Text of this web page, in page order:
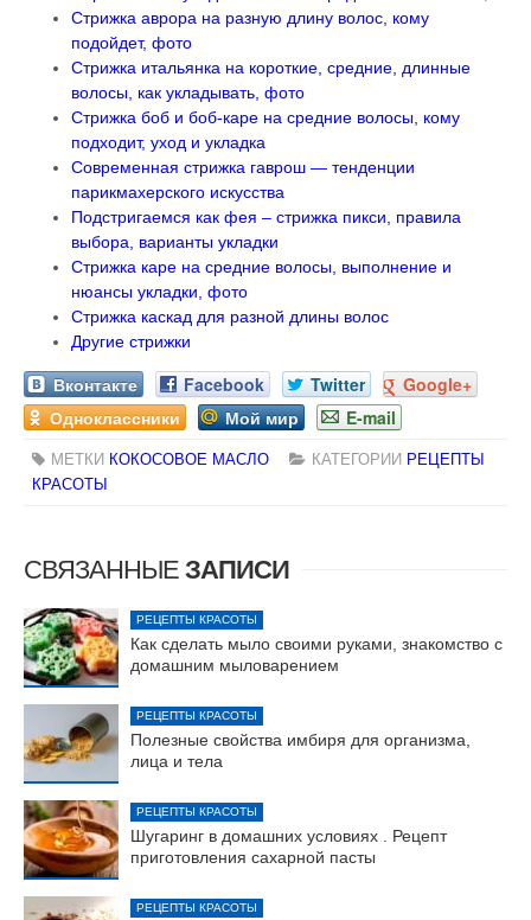
Стрижка аврора на разную длину волос, кому
подойдет, фото
Стрижка итальянка на короткие, средние, длинные
волосы, как укладывать, фото
Стрижка боб и боб-каре на средние волосы, кому
подходит, уход и укладка
Современная стрижка гаврош — тенденции
парикмахерского искусства
Подстригаемся как фея – стрижка пикси, правила
выбора, варианты укладки
Стрижка каре на средние волосы, выполнение и
нюансы укладки, фото
Стрижка каскад для разной длины волос
Другие стрижки
Вконтакте Facebook Twitter
Google+
Одноклассники
Мой мир E-mail
МЕТКИ КОКОСОВОЕ МАСЛО КАТЕГОРИИ РЕЦЕПТЫ
КРАСОТЫ
СВЯЗАННЫЕ ЗАПИСИ
РЕЦЕПТЫ КРАСОТЫ
Как сделать мыло своими руками, знакомство с
домашним мыловарением
РЕЦЕПТЫ КРАСОТЫ
Полезные свойства имбиря для организма,
лица и тела
РЕЦЕПТЫ КРАСОТЫ
Шугаринг в домашних условиях . Рецепт
приготовления сахарной пасты
РЕЦЕПТЫ КРАСОТЫ